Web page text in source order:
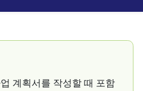
계획서를 작성할 때 포함